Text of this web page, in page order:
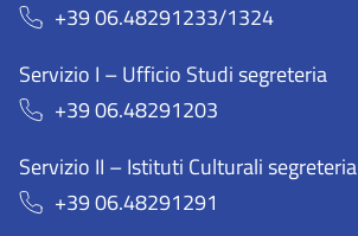
+39 06.48291233/1324
Servizio I – Ufficio Studi segreteria
+39 06.48291203
Servizio II – Istituti Culturali segreteria
+39 06.48291291